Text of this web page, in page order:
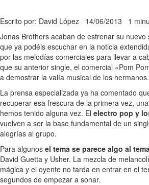
Escrito por: David López 14/06/2013 1
Jonas Brothers acaban de estrenar su
que ya podéis escuchar en la noticia
por las melodías comerciales para llevar a
que su anterior single, el comercial «Pom
a demostrar la valía musical de los hermanos.
La prensa especializada ya ha comentado
recuperar esa frescura de la primera vez,
hemos tenido alguna vez. El electro pop y
vuelven a ser la base fundamental de un
alegrías al grupo.
Para algunos el tema se parece algo al
David Guetta y Usher. La mezcla de
mágica y el oyente no tarda en entrar en el
segundos de empezar a sonar.